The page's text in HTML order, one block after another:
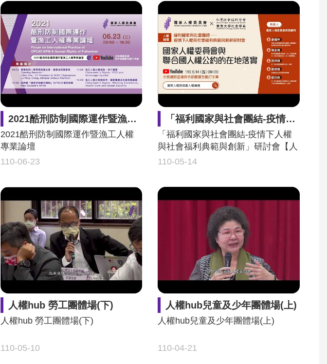
2021酷刑防制國際運作暨漁工人權專業論壇
110-06-23
2021酷刑防制國際運作暨漁工人權
專業論壇
「福利國家與社會團結-疫情下人權與社會福利典範與創新」研討會【人權論壇】
110-05-14
「福利國家與社會團結-疫情下人權
與社會福利典範與創新」研討會【人
權論壇】
人權hub 勞工團體場(下)
110-05-10
人權hub 勞工團體場(下)
人權hub兒童及少年團體場(上)
110-04-21
人權hub兒童及少年團體場(上)